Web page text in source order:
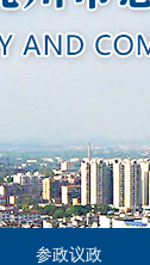
参政议政